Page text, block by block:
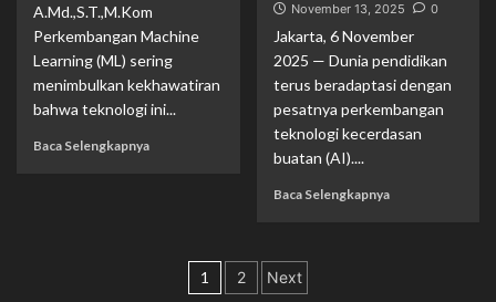
A.Md.,S.T.,M.Kom
Perkembangan Machine
Learning (ML) sering
menimbulkan kekhawatiran
bahwa teknologi ini...
Baca Selengkapnya
November 13, 2025
0
Jakarta, 6 November
2025 — Dunia pendidikan
terus beradaptasi dengan
pesatnya perkembangan
teknologi kecerdasan
buatan (AI)....
Baca Selengkapnya
Posts
1 2 Next